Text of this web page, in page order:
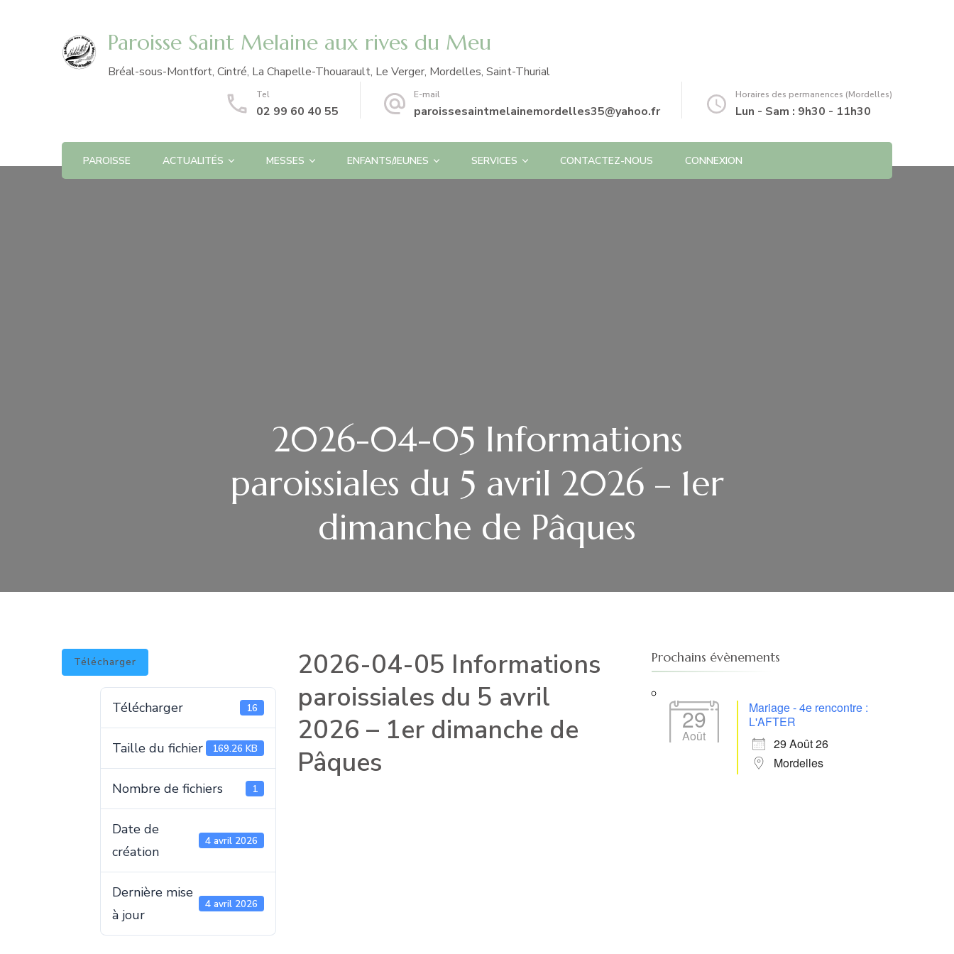
Paroisse Saint Melaine aux rives du Meu
Bréal-sous-Montfort, Cintré, La Chapelle-Thouarault, Le Verger, Mordelles, Saint-Thurial
Tel
02 99 60 40 55
E-mail
paroissesaintmelainemordelles35@yahoo.fr
Horaires des permanences (Mordelles)
Lun - Sam : 9h30 - 11h30
PAROISSE ACTUALITÉS MESSES ENFANTS/JEUNES SERVICES CONTACTEZ-NOUS CONNEXION
2026-04-05 Informations
paroissiales du 5 avril 2026 – 1er
dimanche de Pâques
Télécharger
Télécharger 16
Taille du fichier 169.26 KB
Nombre de fichiers 1
Date de
création
4 avril 2026
Dernière mise
à jour
4 avril 2026
2026-04-05 Informations
paroissiales du 5 avril
2026 – 1er dimanche de
Pâques
Prochains évènements
29
Août
Mariage - 4e rencontre :
L'AFTER
29 Août 26
Mordelles